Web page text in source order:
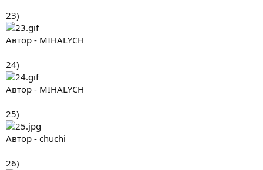
23)
Автор - MIHALYCH
24)
Автор - MIHALYCH
25)
Автор - chuchi
26)